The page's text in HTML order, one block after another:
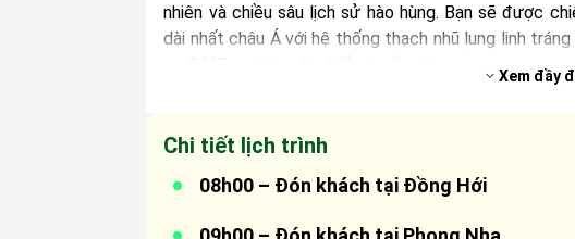
nhiên và chiều sâu lịch sử hào hùng. Bạn sẽ được
dài nhất châu Á với hệ thống thạch nhũ lung linh
sự DMZ, nơi từng là chiến tuyến chia cắt Bắc –
những ai yêu thích trải nghiệm mới mẻ, tìm hiểu
Xem đầy
Chi tiết lịch trình
08h00 – Đón khách tại Đồng Hới
Xe và hướng dẫn viên đón khách tại trung